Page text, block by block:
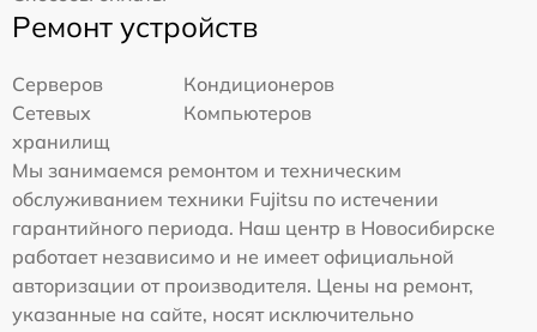
Ремонт устройств
Серверов
Кондиционеров
Сетевых
хранилищ
Компьютеров
Мы занимаемся ремонтом и техническим
обслуживанием техники Fujitsu по истечении
гарантийного периода. Наш центр в Новосибирске
работает независимо и не имеет официальной
авторизации от производителя. Цены на ремонт,
указанные на сайте, носят исключительно